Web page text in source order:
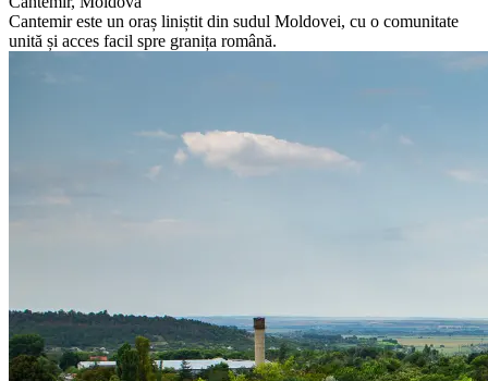
Cantemir este un oraș liniștit din sudul Moldovei, cu o comunitate
unită și acces facil spre granița română.